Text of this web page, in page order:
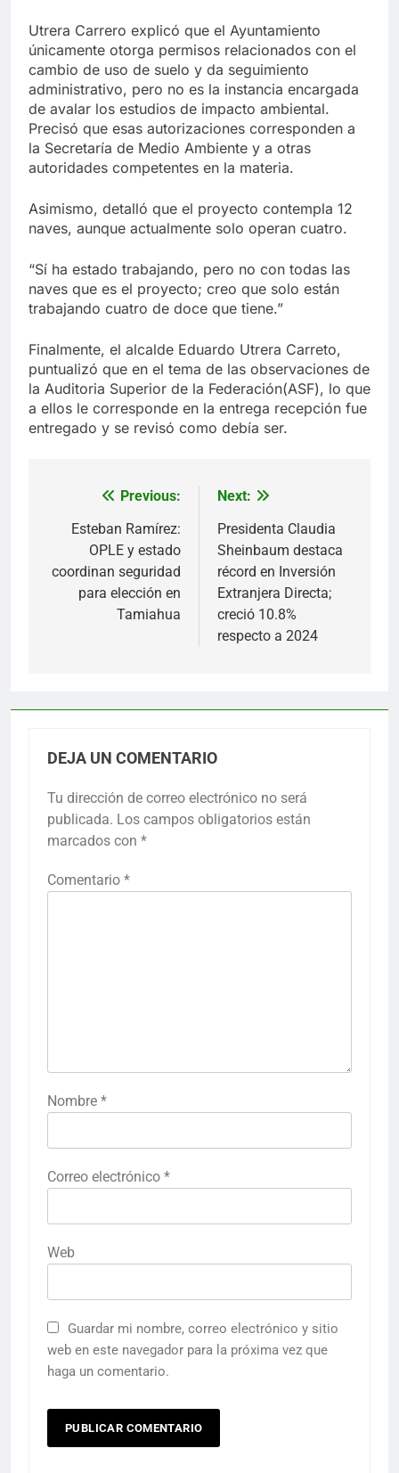
Utrera Carrero explicó que el Ayuntamiento
únicamente otorga permisos relacionados con el
cambio de uso de suelo y da seguimiento
administrativo, pero no es la instancia encargada
de avalar los estudios de impacto ambiental.
Precisó que esas autorizaciones corresponden a
la Secretaría de Medio Ambiente y a otras
autoridades competentes en la materia.
Asimismo, detalló que el proyecto contempla 12
naves, aunque actualmente solo operan cuatro.
“Sí ha estado trabajando, pero no con todas las
naves que es el proyecto; creo que solo están
trabajando cuatro de doce que tiene.”
Finalmente, el alcalde Eduardo Utrera Carreto,
puntualizó que en el tema de las observaciones de
la Auditoria Superior de la Federación(ASF), lo que
a ellos le corresponde en la entrega recepción fue
entregado y se revisó como debía ser.
Navegación
entradas
Previous:
Esteban Ramírez:
OPLE y estado
coordinan seguridad
para elección en
Tamiahua
Next:
Presidenta Claudia
Sheinbaum destaca
récord en Inversión
Extranjera Directa;
creció 10.8%
respecto a 2024
DEJA UN COMENTARIO
Tu dirección de correo electrónico no será
publicada. Los campos obligatorios están
marcados con *
Comentario *
Nombre *
Correo electrónico *
Web
Guardar mi nombre, correo electrónico y sitio
web en este navegador para la próxima vez que
haga un comentario.